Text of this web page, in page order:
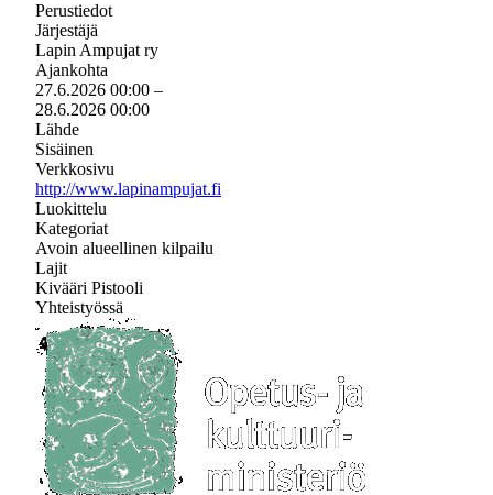
Perustiedot
Järjestäjä
Lapin Ampujat ry
Ajankohta
27.6.2026 00:00 –
28.6.2026 00:00
Lähde
Sisäinen
Verkkosivu
http://www.lapinampujat.fi
Luokittelu
Kategoriat
Avoin alueellinen kilpailu
Lajit
Kivääri Pistooli
Yhteistyössä